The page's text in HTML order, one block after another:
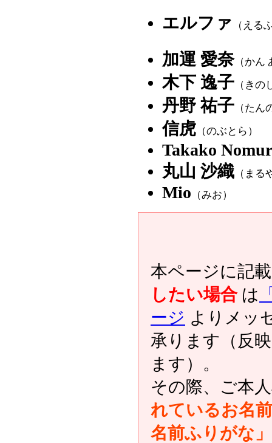
エルファ （える
加運 愛奈（かん
木下 逸子 （きの
丹野 祐子 （たん
信虎 （のぶとら）
Takako
丸山 沙織 （まる
Mio （みお）
本ページに記
したい場合は
ージ よりメッ
承ります（反
ます）。
その際、ご本
れているお名
名前ふりがな」